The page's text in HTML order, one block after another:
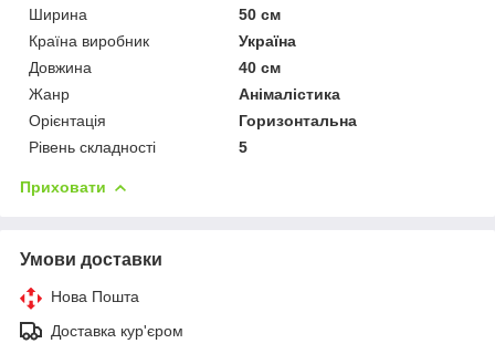
Ширина
50 см
Країна виробник
Україна
Довжина
40 см
Жанр
Анімалістика
Орієнтація
Горизонтальна
Рівень складності
5
Приховати
Умови доставки
Нова Пошта
Доставка кур'єром